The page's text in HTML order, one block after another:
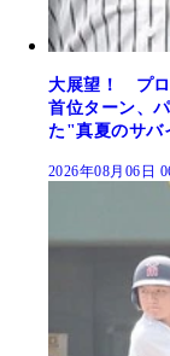
大展望！ プロ
首位ターン、
た"真夏のサバ
2026年08月06日